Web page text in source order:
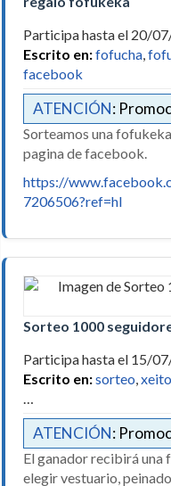
Participa hasta el 20/
Escrito en:fofucha
facebook
ATENCIÓN:
Sorteamos una
pagina de facebook.
https://
7206506?ref=hl
Sorteo 1000
Participa hasta el 15/
Escrito en:sorteo
ATENCIÓN:
El ganador recibirá una
elegir vestuario,